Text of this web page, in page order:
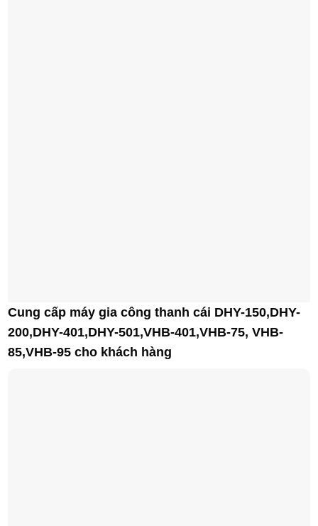
Cung cấp máy gia công thanh cái DHY-150,DHY-
200,DHY-401,DHY-501,VHB-401,VHB-75, VHB-
85,VHB-95 cho khách hàng